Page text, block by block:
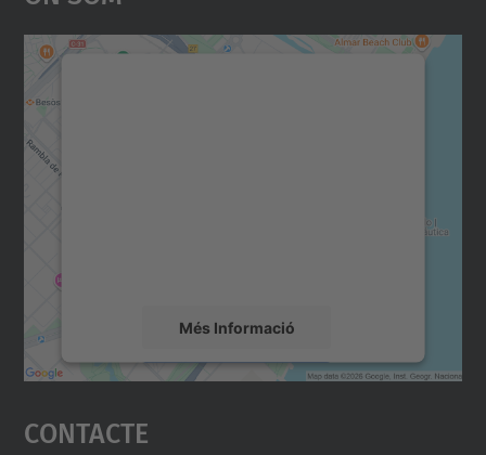
Més Informació
Accepta
powered by
Contacte